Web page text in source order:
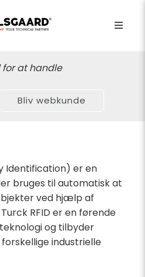
for at handle
Bliv webkunde
Identification) er en
bruges til automatisk at
ved hjælp af
RFID er en førende
og tilbyder
industrielle